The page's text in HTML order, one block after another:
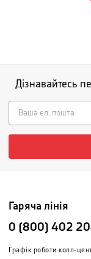
Дізнавайтесь
Гаряча лінія
0 (800) 402
Графік роботи колл-